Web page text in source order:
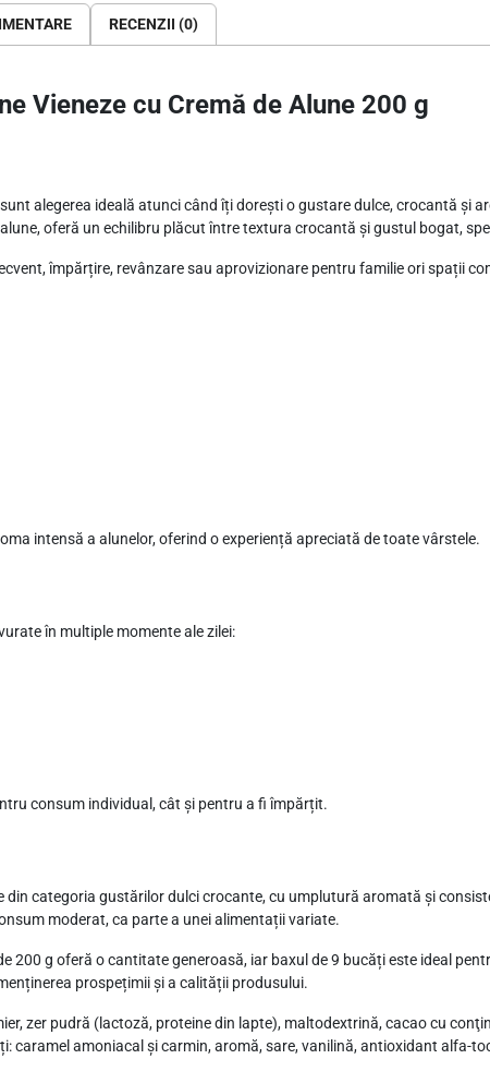
d
A
e
0
RECENZII (0)
Vieneze cu Cremă de Alune 200 g
sunt alegerea ideală atunci când îți dorești o gustare dulce, crocantă și
oferă un echilibru plăcut între textura crocantă și gustul bogat,
împărțire, revânzare sau aprovizionare pentru familie ori spații
intensă a alunelor, oferind o experiență apreciată de toate vârstele.
în multiple momente ale zilei:
consum individual, cât și pentru a fi împărțit.
din categoria gustărilor dulci crocante, cu umplutură aromată și
moderat, ca parte a unei alimentații variate.
200 g oferă o cantitate generoasă, iar baxul de 9 bucăți este ideal
prospețimii și a calității produsului.
zer pudră (lactoză, proteine din lapte), maltodextrină, cacao cu
caramel amoniacal și carmin, aromă, sare, vanilină, antioxidant alfa-